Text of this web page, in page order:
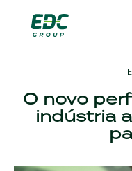
O novo
indústria